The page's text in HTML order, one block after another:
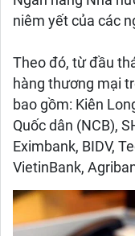
niêm yết của các
Theo đó, từ đầu
hàng thương mại
bao gồm: Kiên
Quốc dân (NCB),
Eximbank, BIDV,
VietinBank,